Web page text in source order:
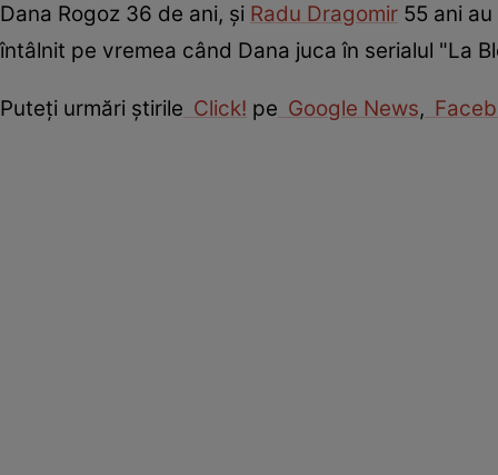
Dana Rogoz 36 de ani, și Radu Dragomir 55 ani
întâlnit pe vremea când Dana juca în serialul "La
Puteţi urmări ştirile Click! pe Google News,